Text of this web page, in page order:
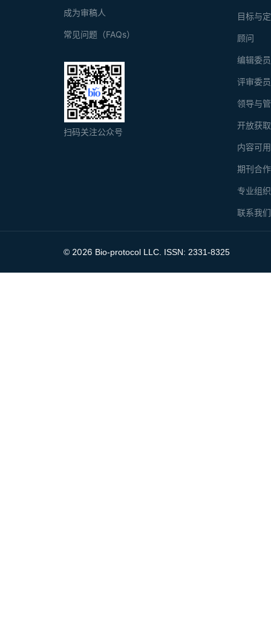
目标与
顾问
编辑委
评审委
领导与
开放获
内容可
期刊合
专业组
联系我们
成为审稿人
常见问题（FAQs）
扫码关注公众号
© 2026 Bio-protocol LLC. ISSN: 2331-8325